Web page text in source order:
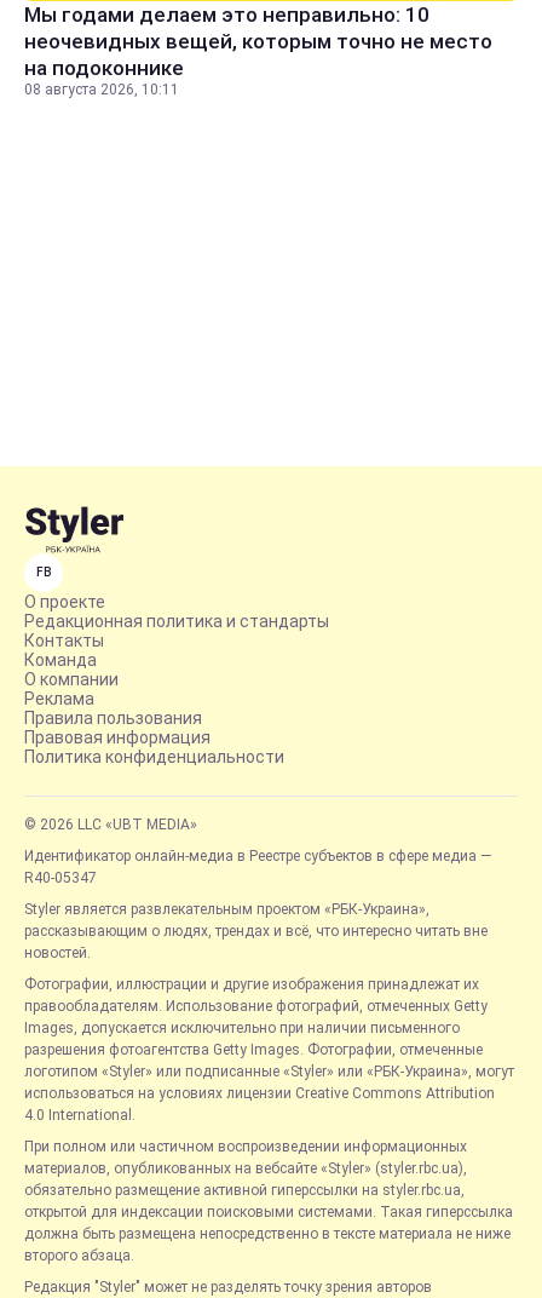
Мы годами делаем это неправильно: 10
неочевидных вещей, которым точно не место
на подоконнике
08 августа 2026, 10:11
FB
О проекте
Редакционная политика и стандарты
Контакты
Команда
О компании
Реклама
Правила пользования
Правовая информация
Политика конфиденциальности
© 2026 LLC «UBT MEDIA»
Идентификатор онлайн-медиа в Реестре субъектов в сфере медиа —
R40-05347
Styler является развлекательным проектом «РБК-Украина»,
рассказывающим о людях, трендах и всё, что интересно читать вне
новостей.
Фотографии, иллюстрации и другие изображения принадлежат их
правообладателям. Использование фотографий, отмеченных Getty
Images, допускается исключительно при наличии письменного
разрешения фотоагентства Getty Images. Фотографии, отмеченные
логотипом «Styler» или подписанные «Styler» или «РБК-Украина», могут
использоваться на условиях лицензии Creative Commons Attribution
4.0 International.
При полном или частичном воспроизведении информационных
материалов, опубликованных на вебсайте «Styler» (styler.rbc.ua),
обязательно размещение активной гиперссылки на styler.rbc.ua,
открытой для индексации поисковыми системами. Такая гиперссылка
должна быть размещена непосредственно в тексте материала не ниже
второго абзаца.
Редакция "Styler" может не разделять точку зрения авторов